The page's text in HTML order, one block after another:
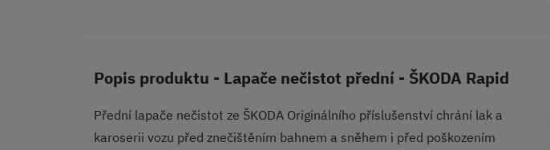
Popis produktu - Lapače nečistot přední - ŠKODA Rapid
Přední lapače nečistot ze ŠKODA Originálního příslušenství chrání lak a
karoserii vozu před znečištěním bahnem a sněhem i před poškozením